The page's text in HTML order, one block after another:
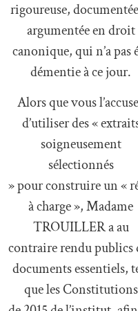
rigoureuse,
argumentée en droit
canonique, qui n’a pas
démentie à ce jour.
Alors que vous
d’utiliser des «
soigneusement
sélectionnés
» pour construire un «
à charge », Madame
TROUILLER a au
contraire rendu publics
documents essentiels,
que les Constitutions